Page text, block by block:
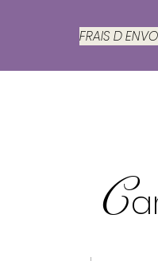
FRAIS D
C